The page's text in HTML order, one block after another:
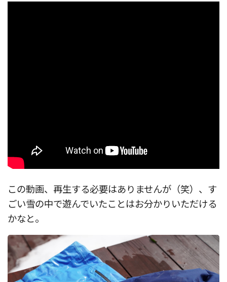
この動画、再生する必要はありませんが（笑）、す
ごい雪の中で遊んでいたことはお分かりいただける
かなと。